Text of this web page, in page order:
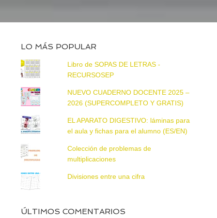
LO MÁS POPULAR
Libro de SOPAS DE LETRAS -
RECURSOSEP
NUEVO CUADERNO DOCENTE 2025 –
2026 (SUPERCOMPLETO Y GRATIS)
EL APARATO DIGESTIVO: láminas para
el aula y fichas para el alumno (ES/EN)
Colección de problemas de
multiplicaciones
Divisiones entre una cifra
ÚLTIMOS COMENTARIOS